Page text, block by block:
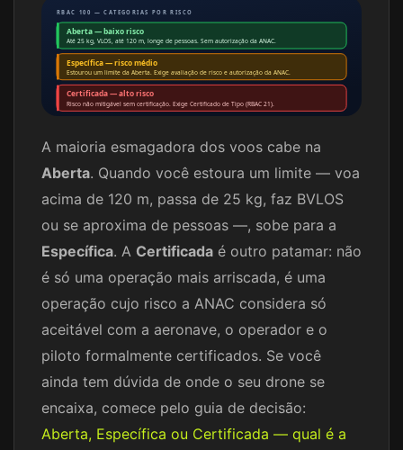
RBAC 100 — CATEGORIAS POR RISCO
Aberta — baixo risco
Até 25 kg, VLOS, até 120 m, longe de pessoas. Sem autorização da ANAC.
Específica — risco médio
Estourou um limite da Aberta. Exige avaliação de risco e autorização da ANAC.
Certificada — alto risco
Risco não mitigável sem certificação. Exige Certificado de Tipo (RBAC 21).
A maioria esmagadora dos voos cabe na
Aberta. Quando você estoura um limite — voa
acima de 120 m, passa de 25 kg, faz BVLOS
ou se aproxima de pessoas —, sobe para a
Específica. A Certificada é outro patamar: não
é só uma operação mais arriscada, é uma
operação cujo risco a ANAC considera só
aceitável com a aeronave, o operador e o
piloto formalmente certificados. Se você
ainda tem dúvida de onde o seu drone se
encaixa, comece pelo guia de decisão:
Aberta, Específica ou Certificada — qual é a